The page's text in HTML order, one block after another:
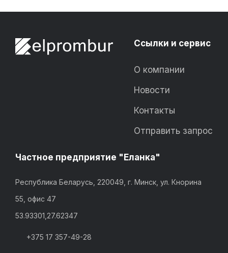
Ссылки и сервис
О компании
Новости
Контакты
Отправить запрос
Частное предприятие "Еланка"
Республика Беларусь, 220049, г. Минск, ул. Кнорина
55, офис 47
53.93301,27.62347
+375 17 357-49-28